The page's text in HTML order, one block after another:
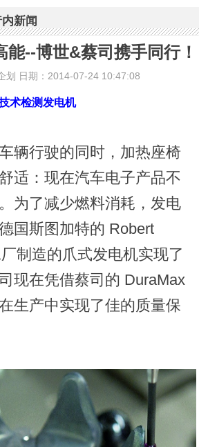
新闻
能--博世&蔡司携手同行！
划 日期：2014-07-24 10:47:08
术检测发电机
辆行驶的同时，加热座椅
适：现在汽车电子产品不
为了减少燃料消耗，发电
国斯图加特的 Robert
制造的爪式发电机实现了
现在凭借蔡司的 DuraMax
生产中实现了佳的质量保